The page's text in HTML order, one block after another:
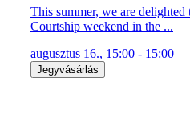
This summer, we are
Courtship weekend in the ...
augusztus 16., 15:00 - 15:00
Jegyvásárlás